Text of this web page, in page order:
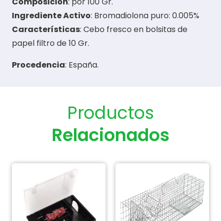
Ingrediente Activo: Bromadiolona puro: 0.005%
Características: Cebo fresco en bolsitas de
papel filtro de 10 Gr.
Procedencia: España.
Productos
Relacionados